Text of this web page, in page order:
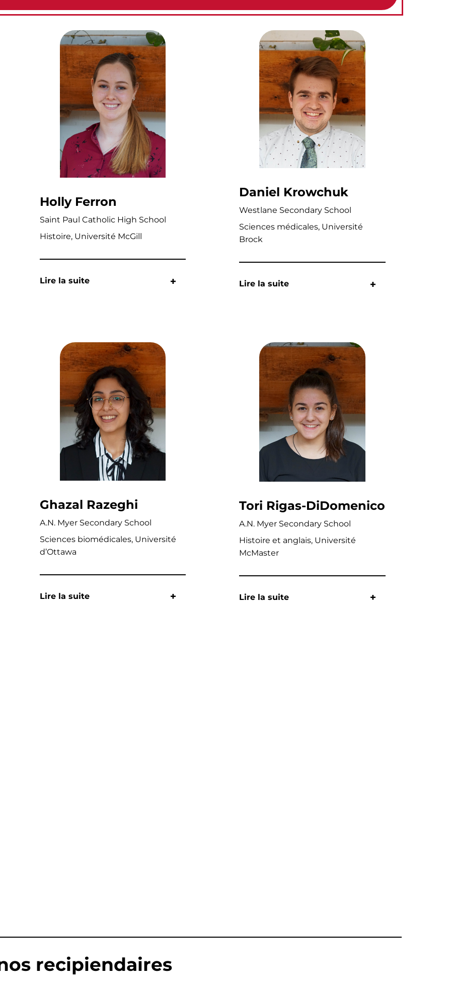
Holly Ferron
Saint Paul Catholic High School
Histoire, Université McGill
Lire la suite
Daniel Krowchuk
Westlane Secondary School
Sciences médicales, Université
Brock
Lire la suite
Ghazal Razeghi
A.N. Myer Secondary School
Sciences biomédicales, Université
d’Ottawa
Lire la suite
Tori Rigas-DiDomenico
A.N. Myer Secondary School
Histoire et anglais, Université
McMaster
Lire la suite
recipiendaires